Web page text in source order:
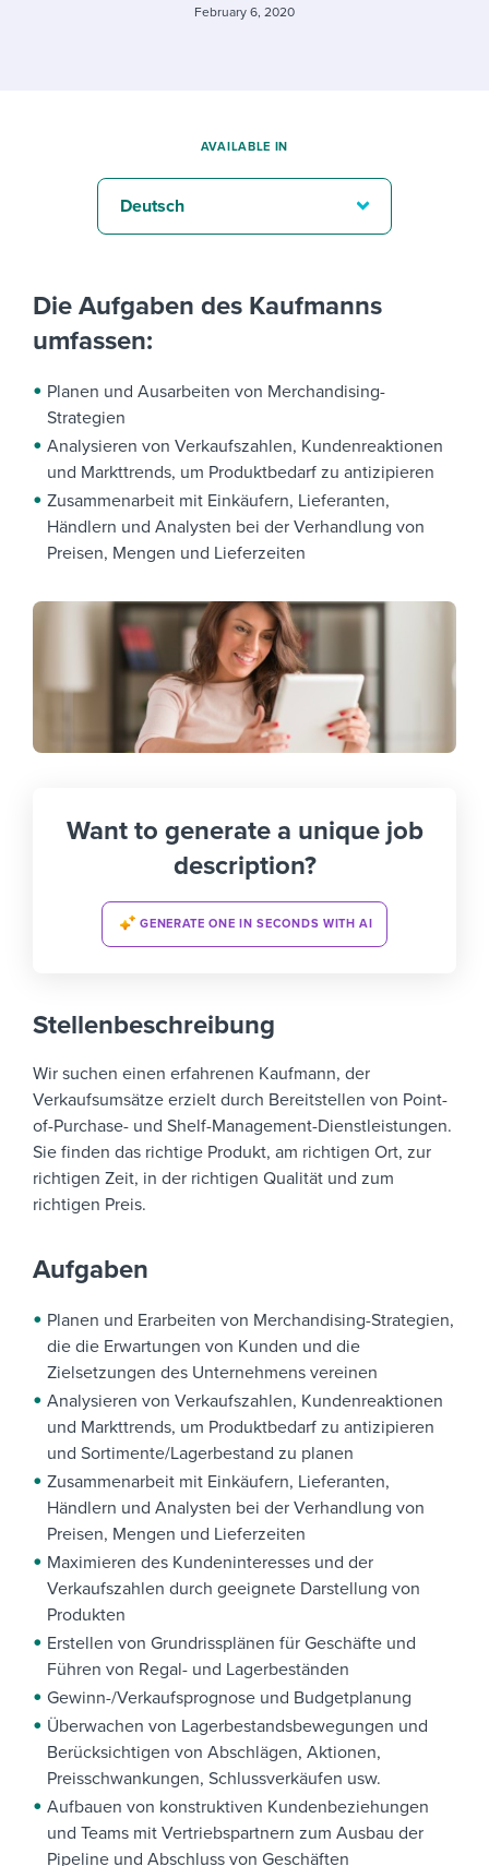
February 6, 2020
Die Aufgaben des Kaufmanns
umfassen:
Planen und Ausarbeiten von Merchandising-
Strategien
Analysieren von Verkaufszahlen, Kundenreaktionen
und Markttrends, um Produktbedarf zu antizipieren
Zusammenarbeit mit Einkäufern, Lieferanten,
Händlern und Analysten bei der Verhandlung von
Preisen, Mengen und Lieferzeiten
Want to generate a unique job
description?
GENERATE ONE IN SECONDS WITH AI
Stellenbeschreibung
Wir suchen einen erfahrenen Kaufmann, der
Verkaufsumsätze erzielt durch Bereitstellen von Point-
of-Purchase- und Shelf-Management-Dienstleistungen.
Sie finden das richtige Produkt, am richtigen Ort, zur
richtigen Zeit, in der richtigen Qualität und zum
richtigen Preis.
Aufgaben
Planen und Erarbeiten von Merchandising-Strategien,
die die Erwartungen von Kunden und die
Zielsetzungen des Unternehmens vereinen
Analysieren von Verkaufszahlen, Kundenreaktionen
und Markttrends, um Produktbedarf zu antizipieren
und Sortimente/Lagerbestand zu planen
Zusammenarbeit mit Einkäufern, Lieferanten,
Händlern und Analysten bei der Verhandlung von
Preisen, Mengen und Lieferzeiten
Maximieren des Kundeninteresses und der
Verkaufszahlen durch geeignete Darstellung von
Produkten
Erstellen von Grundrissplänen für Geschäfte und
Führen von Regal- und Lagerbeständen
Gewinn-/Verkaufsprognose und Budgetplanung
Überwachen von Lagerbestandsbewegungen und
Berücksichtigen von Abschlägen, Aktionen,
Preisschwankungen, Schlussverkäufen usw.
Aufbauen von konstruktiven Kundenbeziehungen
und Teams mit Vertriebspartnern zum Ausbau der
Pipeline und Abschluss von Geschäften
AVAILABLE IN
Deutsch